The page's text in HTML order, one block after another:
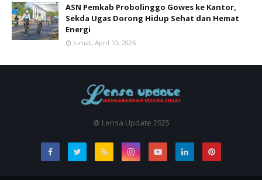
ASN Pemkab Probolinggo Gowes ke Kantor,
Sekda Ugas Dorong Hidup Sehat dan Hemat
Energi
Jumat, April 10, 2026
@ Lensa Update 2025